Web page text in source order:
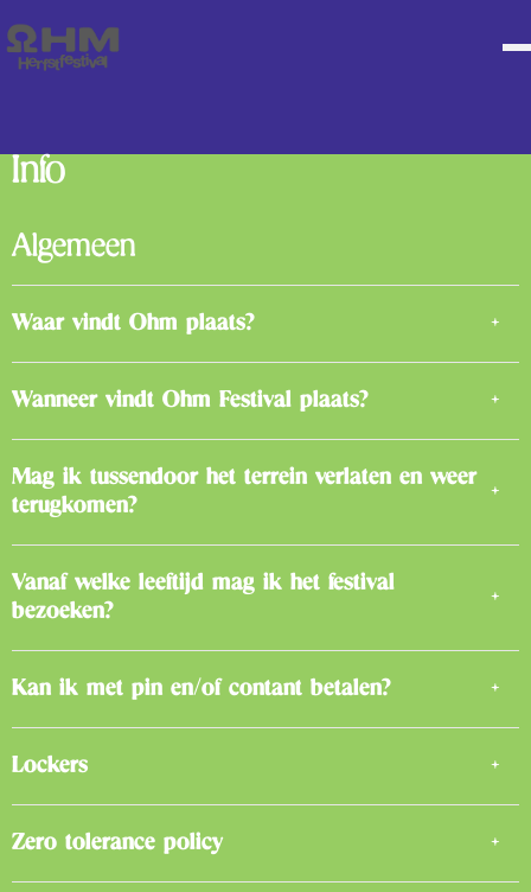
Info
Algemeen
Waar vindt Ohm plaats?
Wanneer vindt Ohm Festival plaats?
Mag ik tussendoor het terrein verlaten en weer
terugkomen?
Vanaf welke leeftijd mag ik het festival
bezoeken?
Kan ik met pin en/of contant betalen?
Lockers
Zero tolerance policy